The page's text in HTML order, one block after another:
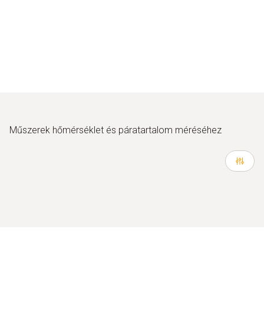
Műszerek hőmérséklet és páratartalom méréséhez